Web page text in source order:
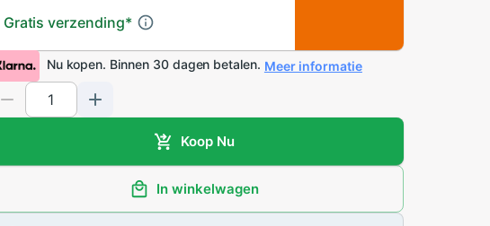
Gratis verzending*
Nu kopen. Binnen 30 dagen betalen. Meer informatie
Koop Nu
In winkelwagen